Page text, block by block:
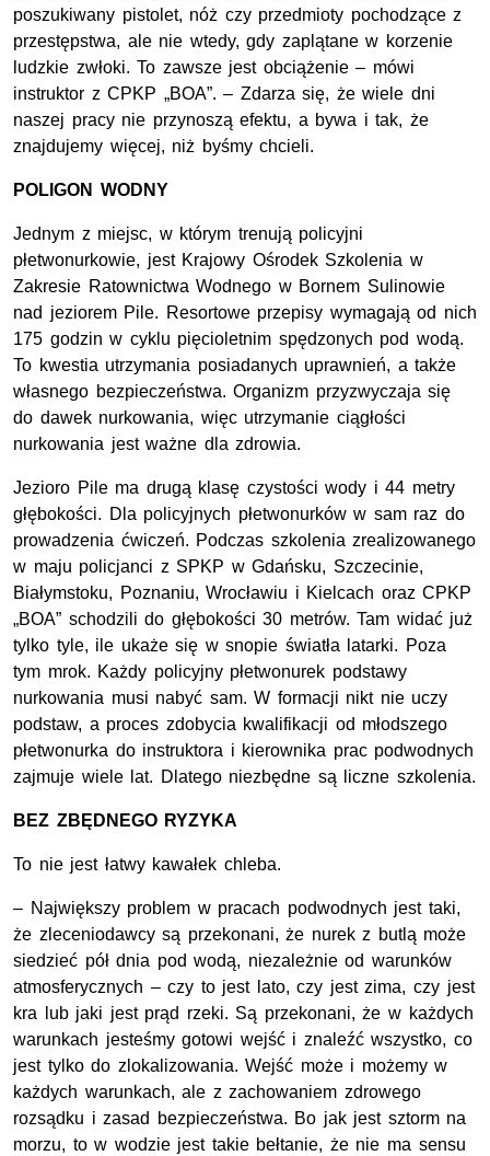
poszukiwany pistolet, nóż czy przedmioty pochodzące z
przestępstwa, ale nie wtedy, gdy zaplątane w korzenie
ludzkie zwłoki. To zawsze jest obciążenie – mówi
instruktor z CPKP „BOA”. – Zdarza się, że wiele dni
naszej pracy nie przynoszą efektu, a bywa i tak, że
znajdujemy więcej, niż byśmy chcieli.
POLIGON WODNY
Jednym z miejsc, w którym trenują policyjni
płetwonurkowie, jest Krajowy Ośrodek Szkolenia w
Zakresie Ratownictwa Wodnego w Bornem Sulinowie
nad jeziorem Pile. Resortowe przepisy wymagają od nich
175 godzin w cyklu pięcioletnim spędzonych pod wodą.
To kwestia utrzymania posiadanych uprawnień, a także
własnego bezpieczeństwa. Organizm przyzwyczaja się
do dawek nurkowania, więc utrzymanie ciągłości
nurkowania jest ważne dla zdrowia.
Jezioro Pile ma drugą klasę czystości wody i 44 metry
głębokości. Dla policyjnych płetwonurków w sam raz do
prowadzenia ćwiczeń. Podczas szkolenia zrealizowanego
w maju policjanci z SPKP w Gdańsku, Szczecinie,
Białymstoku, Poznaniu, Wrocławiu i Kielcach oraz CPKP
„BOA” schodzili do głębokości 30 metrów. Tam widać już
tylko tyle, ile ukaże się w snopie światła latarki. Poza
tym mrok. Każdy policyjny płetwonurek podstawy
nurkowania musi nabyć sam. W formacji nikt nie uczy
podstaw, a proces zdobycia kwalifikacji od młodszego
płetwonurka do instruktora i kierownika prac podwodnych
zajmuje wiele lat. Dlatego niezbędne są liczne szkolenia.
BEZ ZBĘDNEGO RYZYKA
To nie jest łatwy kawałek chleba.
– Największy problem w pracach podwodnych jest taki,
że zleceniodawcy są przekonani, że nurek z butlą może
siedzieć pół dnia pod wodą, niezależnie od warunków
atmosferycznych – czy to jest lato, czy jest zima, czy jest
kra lub jaki jest prąd rzeki. Są przekonani, że w każdych
warunkach jesteśmy gotowi wejść i znaleźć wszystko, co
jest tylko do zlokalizowania. Wejść może i możemy w
każdych warunkach, ale z zachowaniem zdrowego
rozsądku i zasad bezpieczeństwa. Bo jak jest sztorm na
morzu, to w wodzie jest takie bełtanie, że nie ma sensu